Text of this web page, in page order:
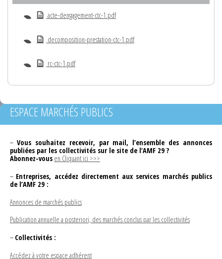
acte-dengagement-ctc-1.pdf
decomposition-prestation-ctc-1.pdf
rc-ctc-1.pdf
ESPACE MARCHÉS PUBLICS
– Vous souhaitez recevoir, par mail, l’ensemble des annonces
publiées par les collectivités sur le site de l’AMF 29 ?
Abonnez-vous en Cliquant ici >>>
– Entreprises, accédez directement aux services marchés publics
de l’AMF 29 :
Annonces de marchés publics
Publication annuelle a posteriori, des marchés conclus par les collectivités
– Collectivités :
Accédez à votre espace adhérent